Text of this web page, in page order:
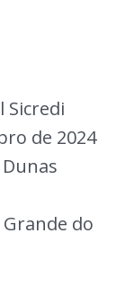
Sicredi
de 2024
do